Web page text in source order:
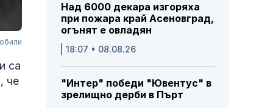
са
че
Над 6000 декара изгоряха
при пожара край Асеновград,
огънят е овладян
18:07 • 08.08.26
"Интер" победи "Ювентус" в
зрелищно дерби в Пърт